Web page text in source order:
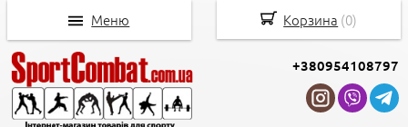
+380954108797
Корзина (0)
Меню